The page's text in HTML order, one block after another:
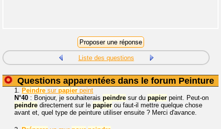
Liste des questions
Questions apparentées dans le forum Peinture
1. Peindre sur papier peint
N°40 : Bonjour, je souhaiterais peindre sur du papier peint. Peut-on
peindre directement sur le papier ou faut-il mettre quelque chose
avant et, quel type de peinture utiliser ensuite ? Merci d'avance.